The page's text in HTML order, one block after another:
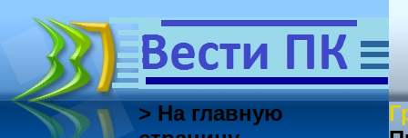
> На главную